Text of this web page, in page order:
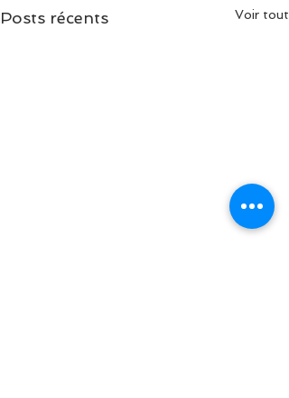
Posts récents Voir tout